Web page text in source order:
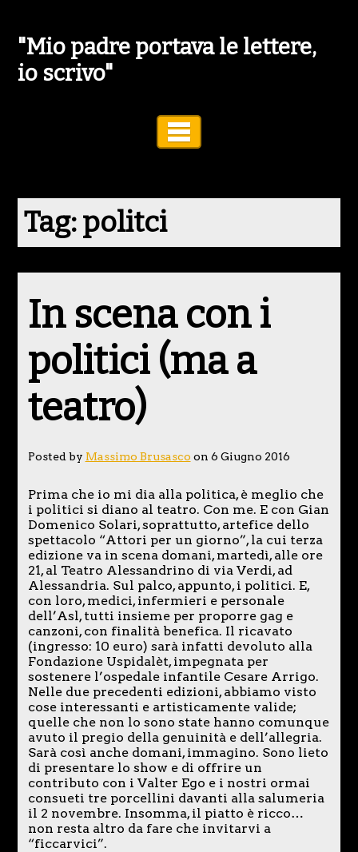
"Mio padre portava le lettere,
io scrivo"
Tag:politci
In scena con i
politici (ma a
teatro)
Posted by Massimo Brusasco on 6 Giugno 2016
Prima che io mi dia alla politica, è meglio che
i politici si diano al teatro. Con me. E con Gian
Domenico Solari, soprattutto, artefice dello
spettacolo “Attori per un giorno”, la cui terza
edizione va in scena domani, martedì, alle ore
21, al Teatro Alessandrino di via Verdi, ad
Alessandria. Sul palco, appunto, i politici. E,
con loro, medici, infermieri e personale
dell’Asl, tutti insieme per proporre gag e
canzoni, con finalità benefica. Il ricavato
(ingresso: 10 euro) sarà infatti devoluto alla
Fondazione Uspidalèt, impegnata per
sostenere l’ospedale infantile Cesare Arrigo.
Nelle due precedenti edizioni, abbiamo visto
cose interessanti e artisticamente valide;
quelle che non lo sono state hanno comunque
avuto il pregio della genuinità e dell’allegria.
Sarà così anche domani, immagino. Sono lieto
di presentare lo show e di offrire un
contributo con i Valter Ego e i nostri ormai
consueti tre porcellini davanti alla salumeria
il 2 novembre. Insomma, il piatto è ricco…
non resta altro da fare che invitarvi a
“ficcarvici”.